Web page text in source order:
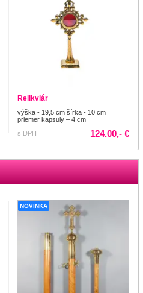
Relikviár
výška - 19,5 cm šírka - 10 cm
priemer kapsuly – 4 cm
s DPH
124.00,- €
NOVINKA